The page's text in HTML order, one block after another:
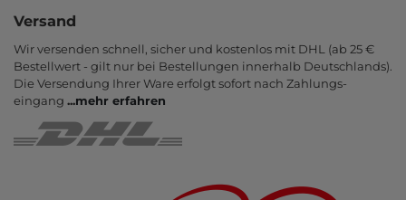
Versand
Wir versenden schnell, sicher und kostenlos mit DHL (ab 25 €
Bestell­wert - gilt nur bei Bestel­lungen inner­halb Deutsch­lands).
Die Ver­sendung Ihrer Ware er­folgt sofort nach Zahlungs­
eingang ...mehr erfahren